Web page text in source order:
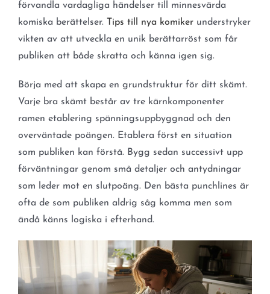
förvandla vardagliga händelser till minnesvärda
komiska berättelser. Tips till nya komikerunderstryker
vikten av att utveckla en unik berättarröst som får
publiken att både skratta och känna igen sig.
Börja med att skapa en grundstruktur för ditt skämt.
Varje bra skämt består av tre kärnkomponenter
ramen etablering spänningsuppbyggnad och den
overväntade poängen. Etablera först en situation
som publiken kan förstå. Bygg sedan successivt upp
förväntningar genom små detaljer och antydningar
som leder mot en slutpoäng. Den bästa punchlines är
ofta de som publiken aldrig såg komma men som
ändå känns logiska i efterhand.